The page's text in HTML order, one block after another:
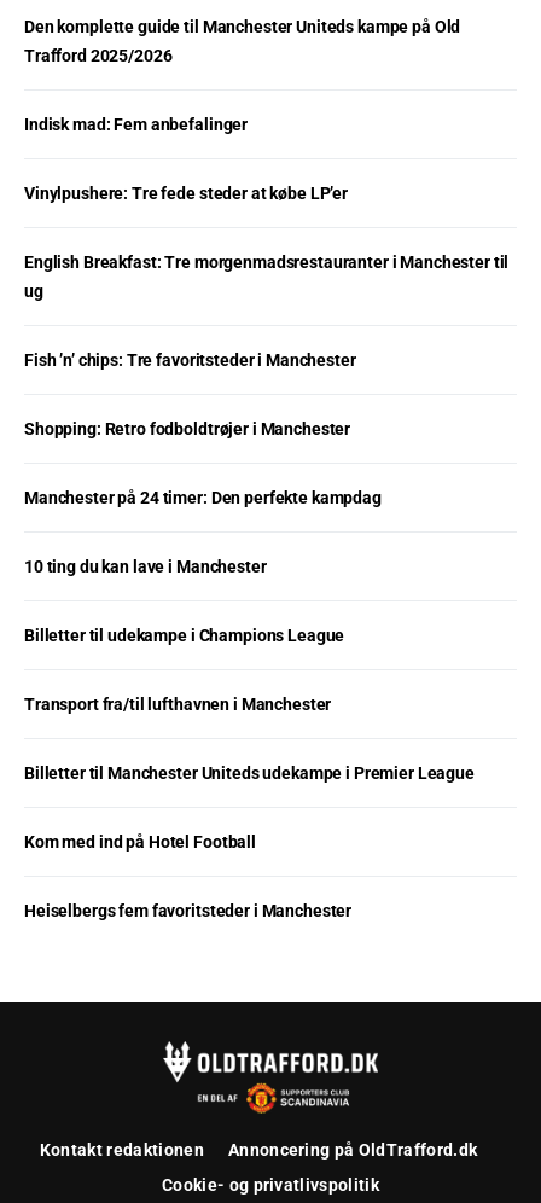
Den komplette guide til Manchester Uniteds kampe på Old
Trafford 2025/2026
Indisk mad: Fem anbefalinger
Vinylpushere: Tre fede steder at købe LP’er
English Breakfast: Tre morgenmadsrestauranter i Manchester til
ug
Fish ’n’ chips: Tre favoritsteder i Manchester
Shopping: Retro fodboldtrøjer i Manchester
Manchester på 24 timer: Den perfekte kampdag
10 ting du kan lave i Manchester
Billetter til udekampe i Champions League
Transport fra/til lufthavnen i Manchester
Billetter til Manchester Uniteds udekampe i Premier League
Kom med ind på Hotel Football
Heiselbergs fem favoritsteder i Manchester
Kontakt redaktionen
Annoncering på OldTrafford.dk
Cookie- og privatlivspolitik